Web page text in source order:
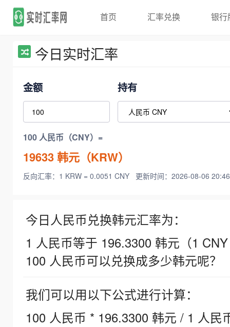
首页 汇率兑换 银行
今日实时汇率
金额 持有
100 人民币（CNY）=
19633韩元（KRW）
反向汇率：1 KRW = 0.0051 CNY 更新时间：2026-08-06
今日人民币兑换韩元汇率为：
1 人民币等于 196.3300 韩元（1
100 人民币可以兑换成多少韩元呢？
我们可以用以下公式进行计算：
100 人民币 * 196.3300 韩元 / 1 人民